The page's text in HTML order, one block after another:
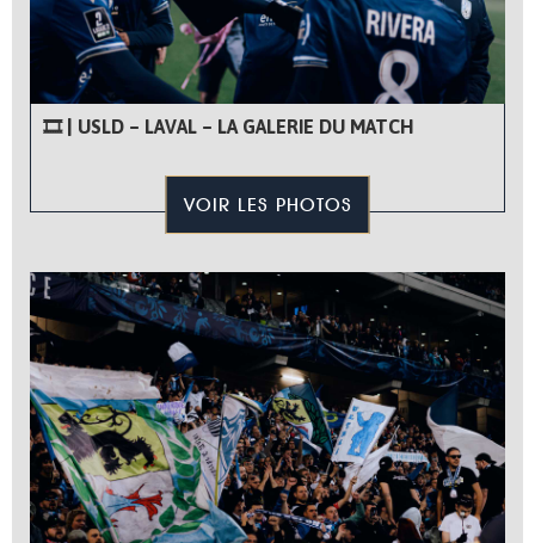
🎞 | USLD – LAVAL – LA GALERIE DU MATCH
VOIR LES PHOTOS